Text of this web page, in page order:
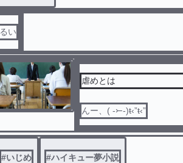
るい
虐めとは
んー、( -⤚-)ŧ‹”ŧ‹”
#いじめ #ハイキュー夢小説